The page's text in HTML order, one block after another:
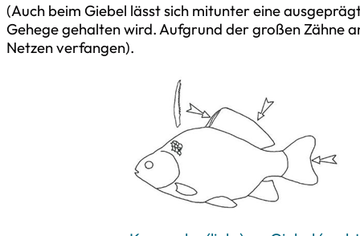
(Auch beim Giebel lässt sich mitunter eine
Gehege gehalten wird. Aufgrund der großen Zähne
Netzen verfangen).